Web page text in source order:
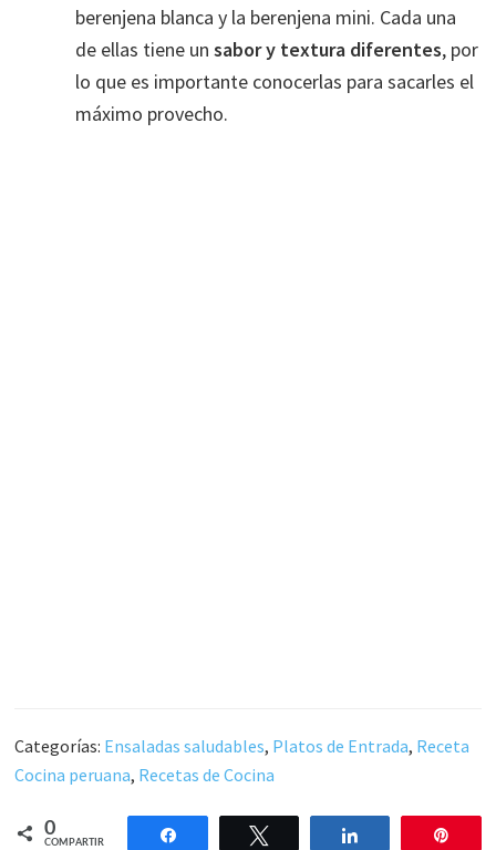
berenjena blanca y la berenjena mini. Cada una
de ellas tiene unsabor y textura diferentes, por
lo que es importante conocerlas para sacarles el
máximo provecho.
Categorías: Ensaladas saludables, Platos de Entrada, Receta
Cocina peruana, Recetas de Cocina
0
COMPARTIR
Compartir Compartir